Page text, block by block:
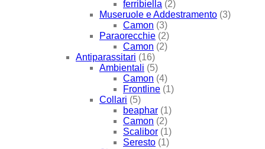
ferribiella (2)
Museruole e Addestramento (3)
Camon (3)
Paraorecchie (2)
Camon (2)
Antiparassitari (16)
Ambientali (5)
Camon (4)
Frontline (1)
Collari (5)
beaphar (1)
Camon (2)
Scalibor (1)
Seresto (1)